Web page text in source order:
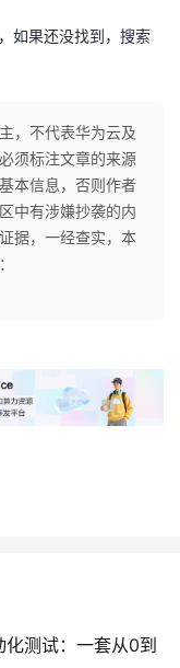
如果还没找到，搜索
，不代表华为云及
须标注文章的来源
本信息，否则作者
中有涉嫌抄袭的内
据，一经查实，本
测试：一套从0到